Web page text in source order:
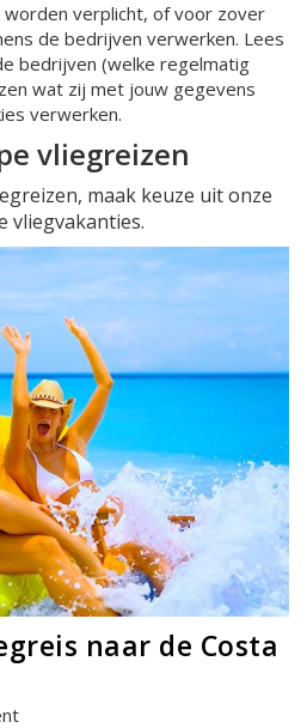
verplicht, of voor zover
de bedrijven verwerken. Lees
bedrijven (welke regelmatig
wat zij met jouw gegevens
verwerken.
vliegreizen
maak keuze uit onze
vliegvakanties.
naar de Costa